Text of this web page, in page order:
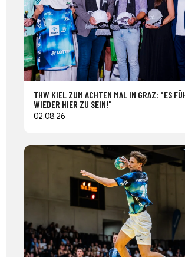
THW KIEL ZUM ACHTEN MAL IN GRAZ: "ES
WIEDER HIER ZU SEIN!"
02.08.26